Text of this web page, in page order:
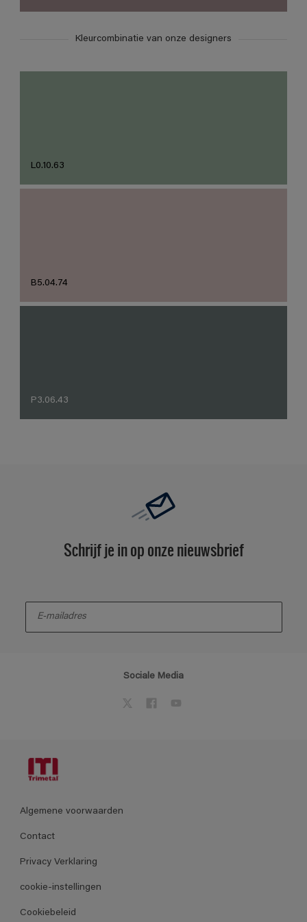
Kleurcombinatie van onze designers
L0.10.63
B5.04.74
P3.06.43
Schrijf je in op onze nieuwsbrief
Sociale Media
Algemene voorwaarden
Contact
Privacy Verklaring
cookie-instellingen
Cookiebeleid